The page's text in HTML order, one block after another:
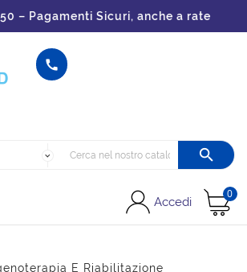
Pagamenti Sicuri, anche a rate


Accedi
0
E Riabilitazione